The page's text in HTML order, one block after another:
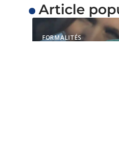
Article
FORMALITÉS